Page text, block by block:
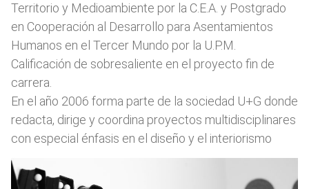
Territorio y Medioambiente por la C.E.A. y Postgrado
en Cooperación al Desarrollo para Asentamientos
Humanos en el Tercer Mundo por la U.P.M.
Calificación de sobresaliente en el proyecto fin de
carrera.
En el año 2006 forma parte de la sociedad U+G donde
redacta, dirige y coordina proyectos multidisciplinares
con especial énfasis en el diseño y el interiorismo